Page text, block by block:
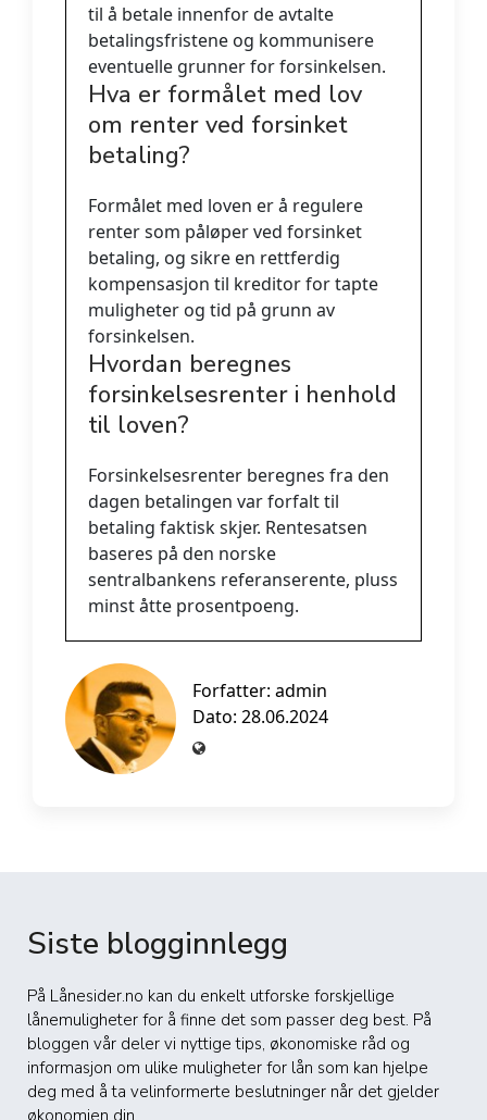
til å betale innenfor de avtalte
betalingsfristene og kommunisere
eventuelle grunner for forsinkelsen.
Hva er formålet med lov
om renter ved forsinket
betaling?
Formålet med loven er å regulere
renter som påløper ved forsinket
betaling, og sikre en rettferdig
kompensasjon til kreditor for tapte
muligheter og tid på grunn av
forsinkelsen.
Hvordan beregnes
forsinkelsesrenter i henhold
til loven?
Forsinkelsesrenter beregnes fra den
dagen betalingen var forfalt til
betaling faktisk skjer. Rentesatsen
baseres på den norske
sentralbankens referanserente, pluss
minst åtte prosentpoeng.
Forfatter: admin
Dato: 28.06.2024
Siste blogginnlegg
På Lånesider.no kan du enkelt utforske forskjellige
lånemuligheter for å finne det som passer deg best. På
bloggen vår deler vi nyttige tips, økonomiske råd og
informasjon om ulike muligheter for lån som kan hjelpe
deg med å ta velinformerte beslutninger når det gjelder
økonomien din.